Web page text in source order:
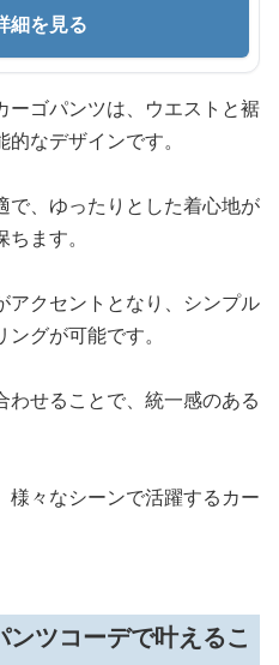
細を見る
ーゴパンツは、ウエストと裾
なデザインです。
で、ゆったりとした着心地が
ます。
アクセントとなり、シンプル
グが可能です。
せることで、統一感のある
様々なシーンで活躍するカー
ツコーデで叶えるこ